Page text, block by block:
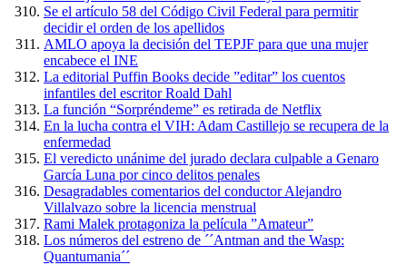
Se el artículo 58 del Código Civil Federal para permitir
decidir el orden de los apellidos
AMLO apoya la decisión del TEPJF para que una mujer
encabece el INE
La editorial Puffin Books decide ”editar” los cuentos
infantiles del escritor Roald Dahl
La función “Sorpréndeme” es retirada de Netflix
En la lucha contra el VIH: Adam Castillejo se recupera de la
enfermedad
El veredicto unánime del jurado declara culpable a Genaro
García Luna por cinco delitos penales
Desagradables comentarios del conductor Alejandro
Villalvazo sobre la licencia menstrual
Rami Malek protagoniza la película ”Amateur”
Los números del estreno de ´´Antman and the Wasp:
Quantumania´´